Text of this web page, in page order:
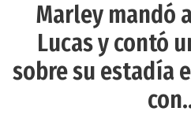
Marley mandó
Lucas y contó
sobre su estadía